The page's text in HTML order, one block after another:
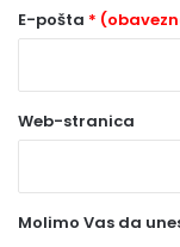
o
a
v
z
n
E-pošta *
Web-stranica
Molimo Vas da